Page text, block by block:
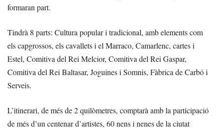
formaran part.
Tindrà 8 parts: Cultura popular i tradicional, amb elements com
els capgrossos, els cavallets i el Marraco, Camarlenc, cartes i
Estel, Comitiva del Rei Melcior, Comitiva del Rei Gaspar,
Comitiva del Rei Baltasar, Joguines i Somnis, Fàbrica de Carbó i
Serveis.
L’itinerari, de més de 2 quilòmetres, comptarà amb la participació
de més d’un centenar d’artistes, 60 nens i nenes de la ciutat